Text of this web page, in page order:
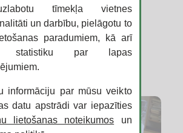
tīmekļa vietnes
un darbību, pielāgotu to
paradumiem, kā arī
statistiku par lapas
informāciju par mūsu veikto
datu apstrādi var iepazīties
lietošanas noteikumos un